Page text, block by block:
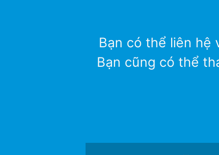
Bạn có thể liên hệ
Bạn cũng có thể